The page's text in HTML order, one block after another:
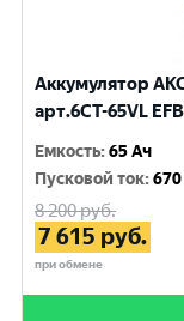
Аккумулятор
арт.6CT-65VL
Емкость:65 Ач
Пусковой ток:
8 200руб.
7 615 руб.
при обмене